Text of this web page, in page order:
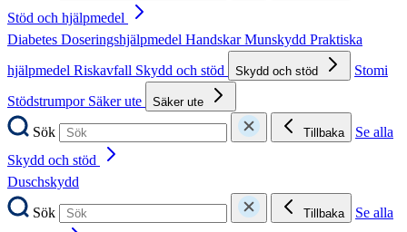
Stöd och hjälpmedel
Diabetes Doseringshjälpmedel HandskarMunskydd Praktiska
hjälpmedel Riskavfall Skydd och stöd Skydd och stöd
Stomi
Stödstrumpor Säker ute Säker ute
Sök Tillbaka
Se alla
Skydd och stöd
Duschskydd
Sök
Tillbaka
Se alla